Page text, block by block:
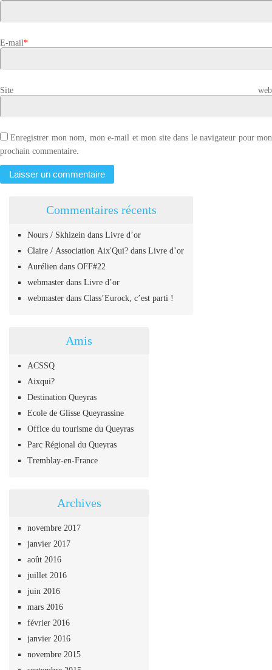
E-mail*
Site web
Enregistrer mon nom, mon e-mail et mon site dans le navigateur pour mon
prochain commentaire.
Commentaires récents
Nours / Skhizein dans Livre d’or
Claire / Association Aix'Qui? dans Livre d’or
Aurélien dans OFF#22
webmaster dans Livre d’or
webmaster dans Class’Eurock, c’est parti !
Amis
ACSSQ
Aixqui?
Destination Queyras
Ecole de Glisse Queyrassine
Office du tourisme du Queyras
Parc Régional du Queyras
Tremblay-en-France
Archives
novembre 2017
janvier 2017
août 2016
juillet 2016
juin 2016
mars 2016
février 2016
janvier 2016
novembre 2015